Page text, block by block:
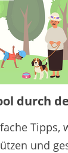
durch
Tipps,
und